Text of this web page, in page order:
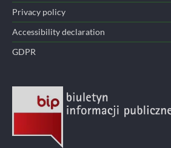
Privacy policy
Accessibility declaration
GDPR